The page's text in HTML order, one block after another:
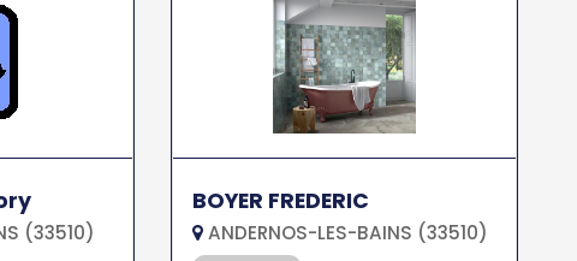
(33510)
BOYER FREDERIC
ANDERNOS-LES-BAINS (33510)